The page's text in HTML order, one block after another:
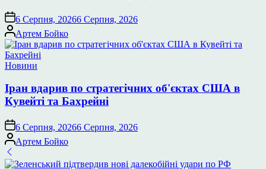
6 Серпня, 20266 Серпня, 2026
Опубліковано
Артем Бойко
Опублікувати
Новини
Іран вдарив по стратегічних об'єктах США в
Кувейті та Бахрейні
6 Серпня, 20266 Серпня, 2026
Опубліковано
Артем Бойко